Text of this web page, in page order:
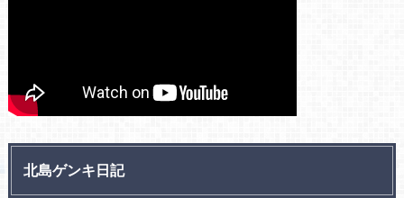
北島ゲンキ日記